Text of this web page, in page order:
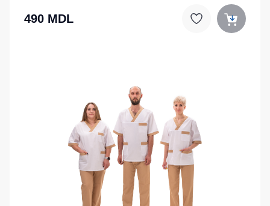
490 MDL